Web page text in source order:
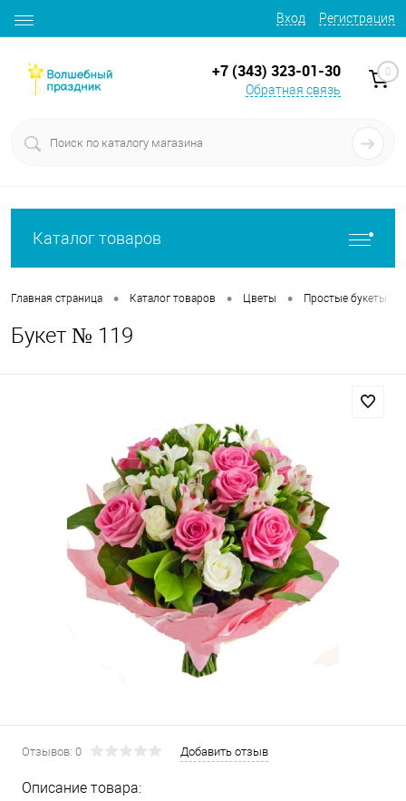
Вход Регистрация
+7 (343) 323-01-30
Обратная связь
0
Каталог товаров
Главная страница • Каталог товаров • Цветы • Простые букеты
Букет № 119
Отзывов: 0 Добавить отзыв
Описание товара: